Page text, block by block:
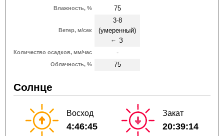
Влажность, % 75
Ветер, м/сек
3-8
(умеренный)
↑З
Количество осадков, мм/час -
Облачность, % 75
Солнце
Восход
4:46:45
Закат
20:39:14